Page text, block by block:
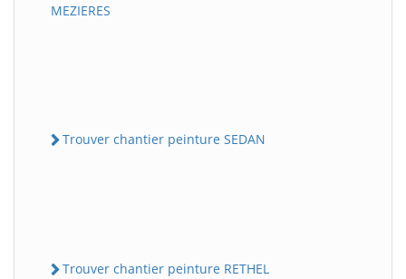
MEZIERES
Trouver chantier peinture SEDAN
Trouver chantier peinture RETHEL